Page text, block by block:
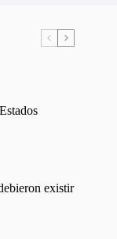
existir